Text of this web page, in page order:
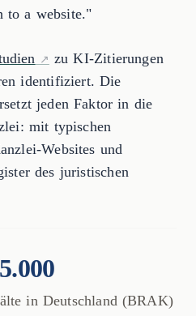
to a website."
zu KI-Zitierungen
identifiziert. Die
jeden Faktor in die
mit typischen
Websites und
des juristischen
in Deutschland (BRAK)